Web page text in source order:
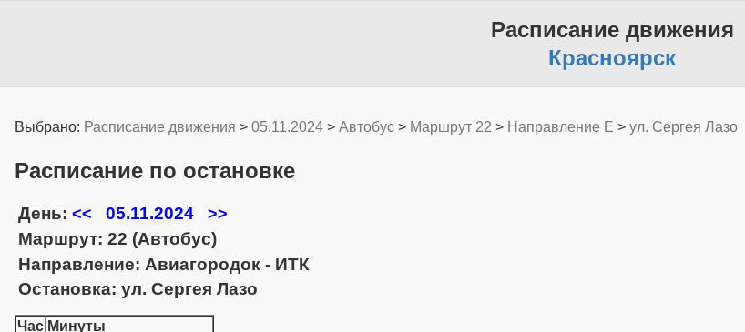
Расписание движения
Красноярск
Выбрано: Расписание движения > 05.11.2024 > Автобус > Маршрут 22 > Направление E > ул. Сергея Лазо
Расписание по остановке
День: << 05.11.2024 >>
Маршрут: 22 (Автобус)
Направление: Авиагородок - ИТК
Остановка: ул. Сергея Лазо
Час Минуты